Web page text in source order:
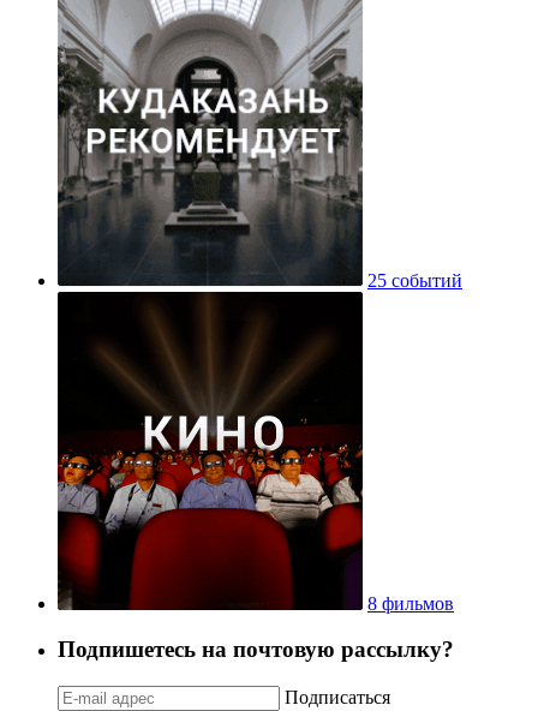
25 событий
8 фильмов
Подпишетесь на почтовую рассылку?
Подписаться